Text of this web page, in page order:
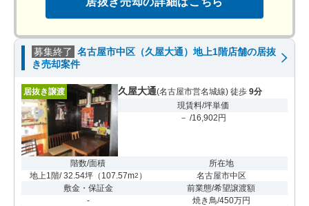
募集終了 名古屋市中区（久屋大通）地上1階店舗の居抜
き売却案件
居抜き譲渡 久屋大通(名古屋市営名城線) 徒歩 9分
現賃料/坪単価
－ /16,902円
階数/面積
地上1階/ 32.54坪（ 107.57m2 ）
所在地
名古屋市中区
敷金・保証金
-
前業態/希望譲渡額
焼き鳥/450万円